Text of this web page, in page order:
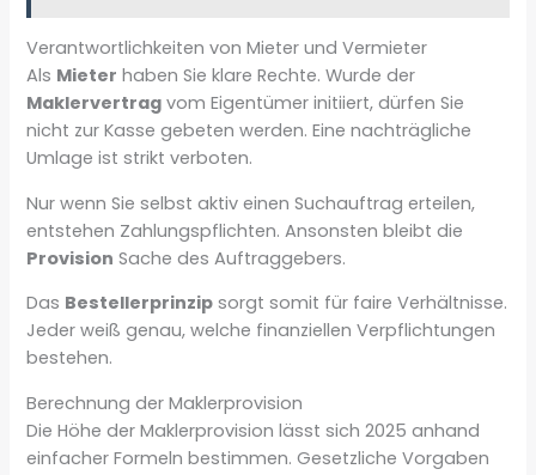
Verantwortlichkeiten von Mieter und Vermieter
Als Mieter haben Sie klare Rechte. Wurde der
Maklervertrag vom Eigentümer initiiert, dürfen Sie
nicht zur Kasse gebeten werden. Eine nachträgliche
Umlage ist strikt verboten.
Nur wenn Sie selbst aktiv einen Suchauftrag erteilen,
entstehen Zahlungspflichten. Ansonsten bleibt die
Provision Sache des Auftraggebers.
Das Bestellerprinzip sorgt somit für faire Verhältnisse.
Jeder weiß genau, welche finanziellen Verpflichtungen
bestehen.
Berechnung der Maklerprovision
Die Höhe der Maklerprovision lässt sich 2025 anhand
einfacher Formeln bestimmen. Gesetzliche Vorgaben